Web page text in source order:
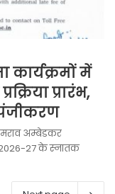
कार्यक्रमों में
प्रारंभ,
अम्बेडकर
2026-27 के स्नातक